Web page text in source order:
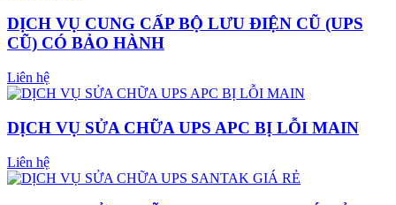
DỊCH VỤ CUNG CẤP BỘ LƯU ĐIỆN CŨ (UPS
CŨ) CÓ BẢO HÀNH
Liên hệ
DỊCH VỤ SỬA CHỮA UPS APC BỊ LỖI MAIN
Liên hệ